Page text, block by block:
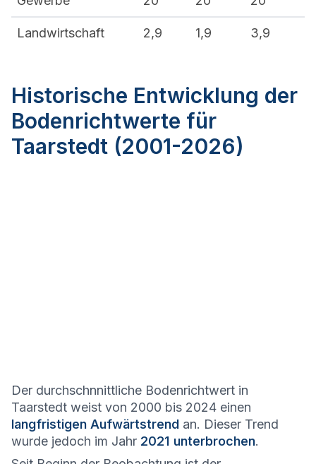
Landwirtschaft 2,9 1,9 3,9
Historische Entwicklung der
Bodenrichtwerte für
Taarstedt (2001-2026)
Der durchschnnittliche Bodenrichtwert in
Taarstedt weist von 2000 bis 2024 einen
langfristigen Aufwärtstrend an. Dieser Trend
wurde jedoch im Jahr 2021 unterbrochen.